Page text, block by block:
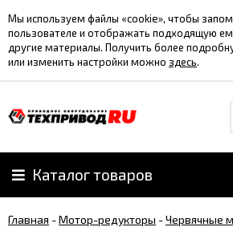
Мы используем файлы «cookie», чтобы
пользователе и отображать подходящую
другие материалы. Получить более
или изменить настройки можно здесь.
Каталог товаров
Главная -Мотор-редукторы -Червячные